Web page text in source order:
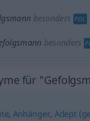
besonders POL
besonders
für
, Anhänger, Adept